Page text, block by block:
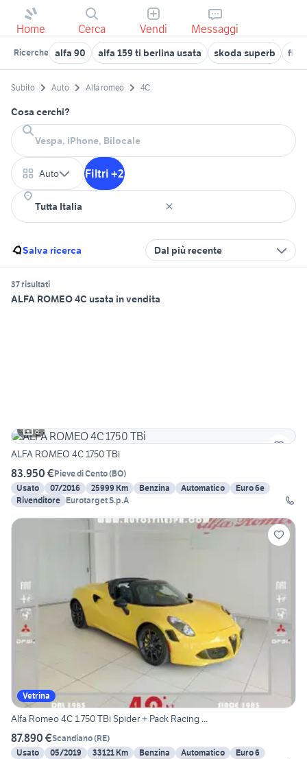
Home Cerca Vendi Messaggi
Ricerche alfa 90 alfa 159 ti berlina usata skoda superb fiat
Subito Auto Alfa romeo 4C
Cosa cerchi?
Auto Filtri +2
Salva ricerca Dal più recente
37 risultati
ALFA ROMEO 4C usata in vendita
8
ALFA ROMEO 4C 1750 TBi
83.950 €Pieve di Cento(BO)
Usato
07/2016 25999 Km Benzina Automatico
Euro 6e
Rivenditore Eurotarget S.p.A
Vetrina
Alfa Romeo 4C 1.750 TBi Spider + Pack Racing ...
87.890 €Scandiano(RE)
Usato
05/2019 33121 Km Benzina Automatico
Euro 6